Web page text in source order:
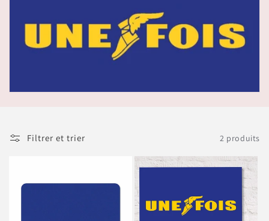
Filtrer et trier 2 produits